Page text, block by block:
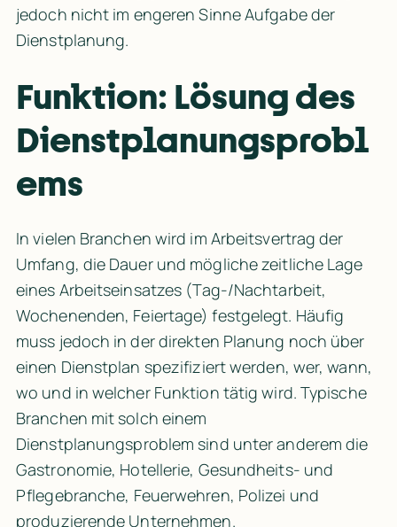
jedoch nicht im engeren Sinne Aufgabe der
Dienstplanung.
Funktion: Lösung des
Dienstplanungsprobl
ems
In vielen Branchen wird im Arbeitsvertrag der
Umfang, die Dauer und mögliche zeitliche Lage
eines Arbeitseinsatzes (Tag-/Nachtarbeit,
Wochenenden, Feiertage) festgelegt. Häufig
muss jedoch in der direkten Planung noch über
einen Dienstplan spezifiziert werden, wer, wann,
wo und in welcher Funktion tätig wird. Typische
Branchen mit solch einem
Dienstplanungsproblem sind unter anderem die
Gastronomie, Hotellerie, Gesundheits- und
Pflegebranche, Feuerwehren, Polizei und
produzierende Unternehmen.